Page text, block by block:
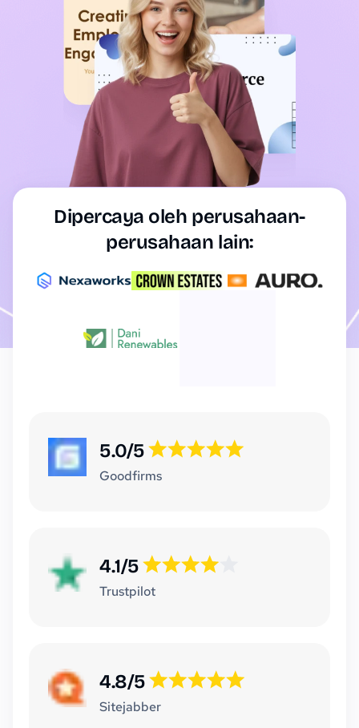
Dipercaya oleh perusahaan-
perusahaan lain:
5.0/5
Goodfirms
4.1/5
Trustpilot
4.8/5
Sitejabber